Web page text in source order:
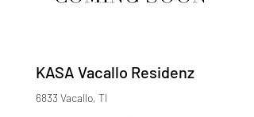
KASA Vacallo Residenz
6833 Vacallo, TI